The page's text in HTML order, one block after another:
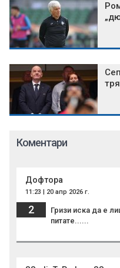
Коментари
Дофтора
11:23 | 20 апр 2026 г.
2
Гризи иска да е
питате......